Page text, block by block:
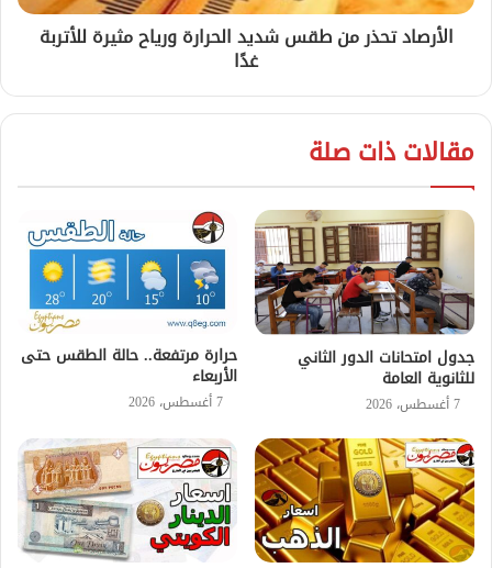
الأرصاد تحذر من طقس شديد الحرارة ورياح مثيرة للأتربة
غدًا
مقالات ذات صلة
جدول امتحانات الدور الثاني
للثانوية العامة
7 أغسطس، 2026
حرارة مرتفعة.. حالة الطقس حتى
الأربعاء
7 أغسطس، 2026